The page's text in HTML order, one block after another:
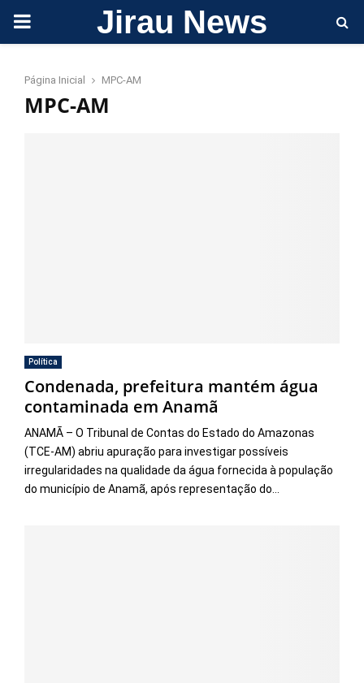
PRIMARY Jirau News
Página Inicial MPC-AM
MPC-AM
Política
Condenada, prefeitura mantém água
contaminada em Anamã
ANAMÃ – O Tribunal de Contas do Estado do Amazonas
(TCE-AM) abriu apuração para investigar possíveis
irregularidades na qualidade da água fornecida à população
do município de Anamã, após representação do...